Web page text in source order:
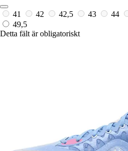
41 42 42,5 43 44
49,5
Detta fält är obligatoriskt